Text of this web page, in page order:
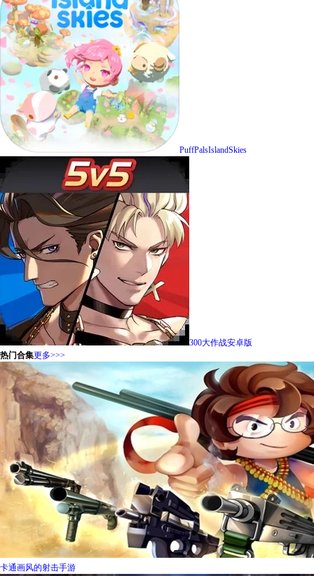
PuffPalsIslandSkies
300大作战安卓版
热门合集更多>>>
卡通画风的射击手游